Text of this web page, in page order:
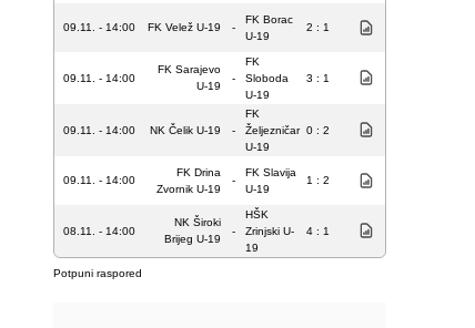
09.11. - 14:00 FK Velež U-19 -
FK Borac
U-19
2 : 1
09.11. - 14:00
FK Sarajevo
U-19
-
FK
Sloboda
U-19
3 : 1
09.11. - 14:00 NK Čelik U-19 -
FK
Željezničar
U-19
0 : 2
09.11. - 14:00
FK Drina
Zvornik U-19
-
FK Slavija
U-19
1 : 2
08.11. - 14:00
NK Široki
Brijeg U-19
-
HŠK
Zrinjski U-
19
4 : 1
Potpuni raspored